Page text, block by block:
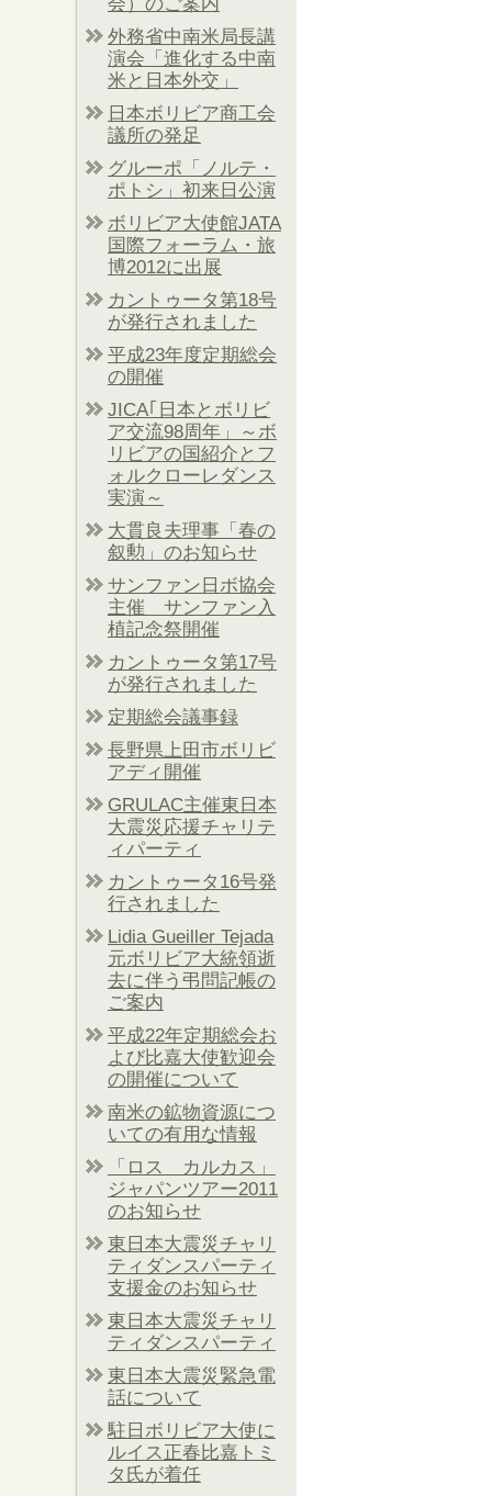
外務省中南米局長講
演会「進化する中南
米と日本外交」
日本ボリビア商工会
議所の発足
グルーポ「ノルテ・
ポトシ」初来日公演
ボリビア大使館JATA
国際フォーラム・旅
博2012に出展
カントゥータ第18号
が発行されました
平成23年度定期総会
の開催
JICA｢日本とボリビ
ア交流98周年」～ボ
リビアの国紹介とフ
ォルクローレダンス
実演～
大貫良夫理事「春の
叙勲」のお知らせ
サンファン日ボ協会
主催 サンファン入
植記念祭開催
カントゥータ第17号
が発行されました
定期総会議事録
長野県上田市ボリビ
アディ開催
GRULAC主催東日本
大震災応援チャリテ
ィパーティ
カントゥータ16号発
行されました
Lidia Gueiller Tejada
元ボリビア大統領逝
去に伴う弔問記帳の
ご案内
平成22年定期総会お
よび比嘉大使歓迎会
の開催について
南米の鉱物資源につ
いての有用な情報
「ロス カルカス」
ジャパンツアー2011
のお知らせ
東日本大震災チャリ
ティダンスパーティ
支援金のお知らせ
東日本大震災チャリ
ティダンスパーティ
東日本大震災緊急電
話について
駐日ボリビア大使に
ルイス正春比嘉トミ
タ氏が着任